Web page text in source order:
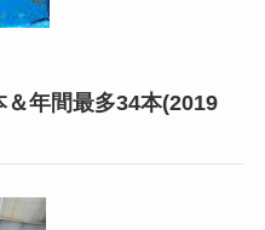
年間最多34本(2019